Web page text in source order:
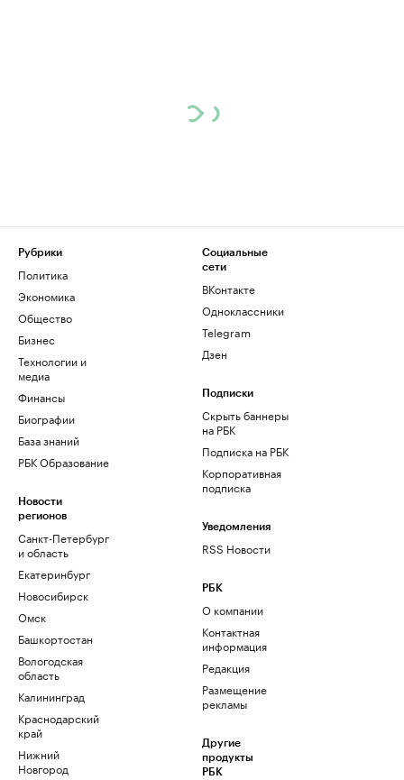
Рубрики
Политика
Экономика
Общество
Бизнес
Технологии и
медиа
Финансы
Биографии
База знаний
РБК Образование
Новости
регионов
Санкт-Петербург
и область
Екатеринбург
Новосибирск
Омск
Башкортостан
Вологодская
область
Калининград
Краснодарский
край
Нижний
Новгород
Социальные
сети
ВКонтакте
Одноклассники
Telegram
Дзен
Подписки
Скрыть баннеры
на РБК
Подписка на РБК
Корпоративная
подписка
Уведомления
RSS Новости
РБК
О компании
Контактная
информация
Редакция
Размещение
рекламы
Другие
продукты
РБК